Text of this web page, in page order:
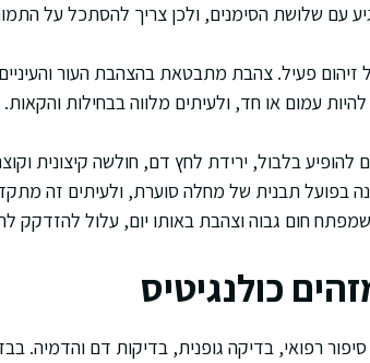
עם שלושת הסימנים, ולכן צריך להסתכל על
זיהום פעיל. צהבת מתבטאת בהצהבת העור
עמום או חד, ולעיתים מלווה בבחילות והקאות.
להופיע בלבול, ירידת לחץ דם, חולשה קיצונית
בפועל תבנית של מחלה סוערת, ולעיתים זה
חום גבוה וצהבת באותו יום, עלול להזדקק
כולנגיטיס
רפואי, בדיקה גופנית, בדיקות דם והדמיה.